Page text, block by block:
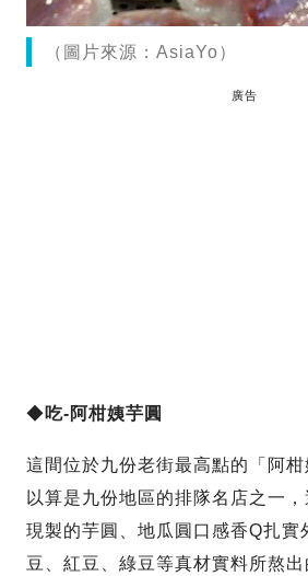
（圖片來源：AsiaYo）
廣告
◆吃-阿柑姨芋圓
這間位於九份老街最高點的「阿
以算是九份地區的排隊名店之一
現製的芋圓、地瓜圓口感香Q扎實
豆、紅豆、綠豆等真材實料所熬